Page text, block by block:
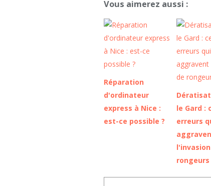
Vous aimerez aussi :
Réparation
d'ordinateur
express à Nice :
est-ce possible ?
le Gard :
erreurs
rongeurs